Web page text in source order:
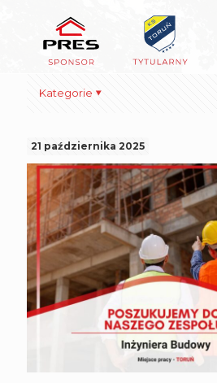
Kategorie
21 października 2025